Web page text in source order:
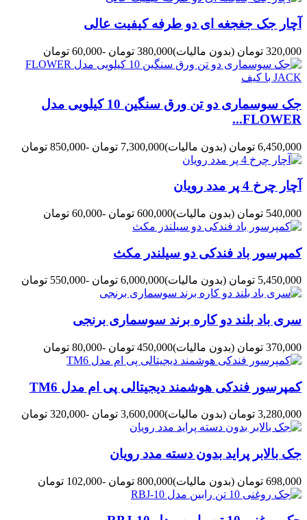
آچار جک جغجغه ای دو طرفه کیفیت عالی
320,000 تومان (بدون مالیات)380,000 تومان -60,000 تومان
جک سوسماری دو تن ورق سنگین 10 کیلویی مدل
FLOWER...
6,450,000 تومان (بدون مالیات)7,300,000 تومان -850,000 تومان
آچار چرخ 4 پر مدد رویان
540,000 تومان (بدون مالیات)600,000 تومان -60,000 تومان
کمپرسور باد فندکی دو سیلندر مکث
5,450,000 تومان (بدون مالیات)6,000,000 تومان -550,000 تومان
سری باد بلند دو کاره برند سوسماری برنجی
370,000 تومان (بدون مالیات)450,000 تومان -80,000 تومان
کمپرسور فندکی هوشمند دیجیتالی پی ام مدل TM6
3,280,000 تومان (بدون مالیات)3,600,000 تومان -320,000 تومان
جک بالابر پراید بدون دسته مدد رویان
698,000 تومان (بدون مالیات)800,000 تومان -102,000 تومان